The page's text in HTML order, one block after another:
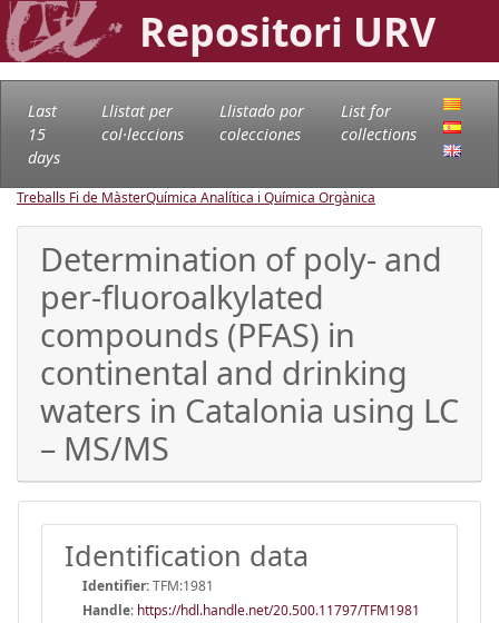
Repositori URV
Last
15
days
Llistat per
col·leccions
Llistado por
colecciones
List for
collections
Treballs Fi de MàsterQuímica Analítica i Química Orgànica
Determination of poly- and
per-fluoroalkylated
compounds (PFAS) in
continental and drinking
waters in Catalonia using LC
– MS/MS
Identification data
Identifier:TFM:1981
Handle: https://hdl.handle.net/20.500.11797/TFM1981